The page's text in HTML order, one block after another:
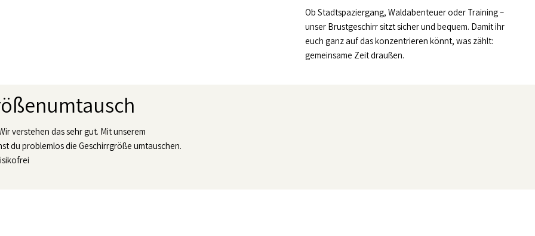
Ob Stadtspaziergang, Waldabenteuer oder Training –
unser Brustgeschirr sitzt sicher und bequem. Damit ihr
euch ganz auf das konzentrieren könnt, was zählt:
gemeinsame Zeit draußen.
verstehen das sehr gut. Mit unserem
du problemlos die Geschirrgröße umtauschen.